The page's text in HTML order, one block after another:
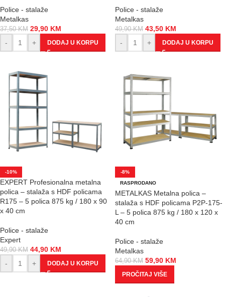
Police - stalaže
Metalkas
37,50KM 29,90 KM
-
+ DODAJ U KORPU
Police - stalaže
Metalkas
49,90KM 43,50 KM
-
+ DODAJ U KORPU
-10%
EXPERT Profesionalna metalna
polica – stalaža s HDF policama
R175 – 5 polica 875 kg / 180 x 90
x 40 cm
Police - stalaže
Expert
49,90KM 44,90 KM
-
+ DODAJ U KORPU
-8%
RASPRODANO
METALKAS Metalna polica –
stalaža s HDF policama P2P-175-
L – 5 polica 875 kg / 180 x 120 x
40 cm
Police - stalaže
Metalkas
64,90KM 59,90 KM
PROČITAJ VIŠE